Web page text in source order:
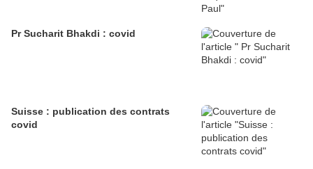
Pr Sucharit Bhakdi : covid
Suisse : publication des contrats
covid